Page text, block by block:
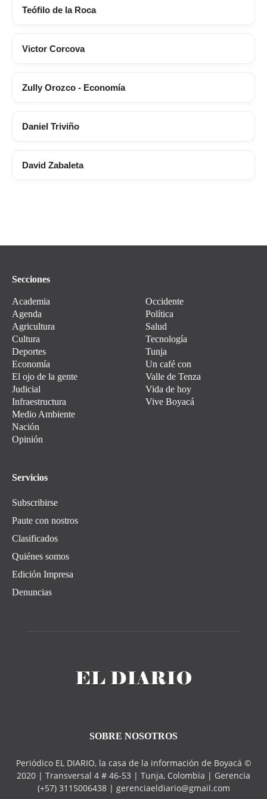
Teófilo de la Roca
Victor Corcova
Zully Orozco - Economía
Daniel Triviño
David Zabaleta
Secciones
Academia
Agenda
Agricultura
Cultura
Deportes
Economía
El ojo de la gente
Judicial
Infraestructura
Medio Ambiente
Nación
Opinión
Occidente
Política
Salud
Tecnología
Tunja
Un café con
Valle de Tenza
Vida de hoy
Vive Boyacá
Servicios
Subscribirse
Paute con nostros
Clasificados
Quiénes somos
Edición Impresa
Denuncias
SOBRE NOSOTROS
Periódico EL DIARIO, la casa de la información de Boyacá ©
2020 | Transversal 4 # 46-53 | Tunja, Colombia | Gerencia
(+57) 3115006438 | gerenciaeldiario@gmail.com